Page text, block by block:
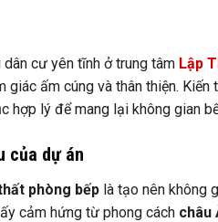
cư yên tĩnh ở trung tâm Lập
ấm cúng và thân thiện.
hợp lý để mang lại không gian
của dự án
phòng bếp là tạo nên không
cảm hứng từ phong cách châu